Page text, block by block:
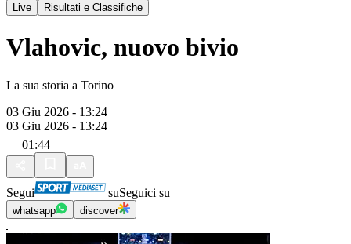
Live
Risultati e Classifiche
Vlahovic, nuovo bivio
La sua storia a Torino
03 Giu 2026 - 13:24
03 Giu 2026 - 13:24
01:44
Segui suSeguici su
whatsapp discover